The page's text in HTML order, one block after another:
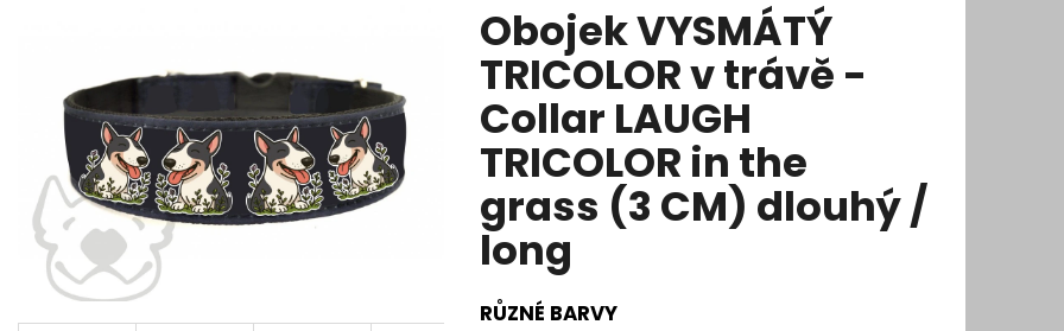
Obojek VYSMÁTÝ
TRICOLOR v trávě -
Collar LAUGH
TRICOLOR in the
grass (3 CM) dlouhý /
long
RŮZNÉ BARVY
Doporučujeme